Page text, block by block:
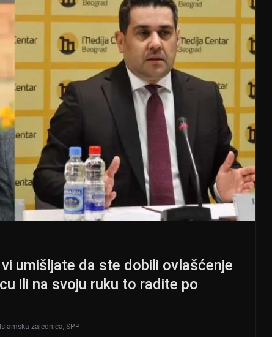
umišljate da ste dobili ovlašćenje
ili na svoju ruku to radite po
Islamska zajednica, SPP